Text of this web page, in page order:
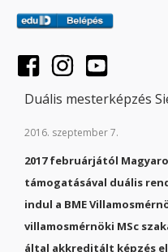
Duális mesterképzés
2016. szeptember 7.
2017 februárjától
támogatásával duális
indul a BME
villamosmérnöki MSc
által akkreditált képzés